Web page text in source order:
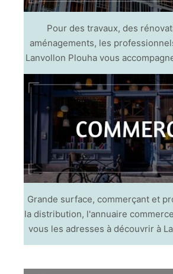
Pour des travaux, des
aménagements, les
Lanvollon Plouha vous
Grande surface, commerçant et
la distribution, l'annuaire
vous les adresses à découvrir à